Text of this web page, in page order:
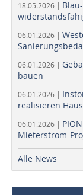
18.05.2026 |
06.01.2026 |
06.01.2026 |
bauen
06.01.2026 |
realisieren
06.01.2026 |
Mieterstrom-
Alle News